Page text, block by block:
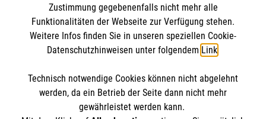
Empfänger: Malteser Hilfsdienst e.V.
Bank: Pax-Bank für Kirche und Caritas eG
IBAN: DE17370601201201214145
BIC: GENODED1PA7
So finden Sie uns
Up´n Nien Esch 15
48268 Greven
So finden Sie uns
Zustimmung gegebenenfalls nicht mehr alle
Funktionalitäten der Webseite zur Verfügung stehen.
Weitere Infos finden Sie in unseren speziellen Cookie-
Datenschutzhinweisen unter folgendem Link.
Technisch notwendige Cookies können nicht abgelehnt
werden, da ein Betrieb der Seite dann nicht mehr
gewährleistet werden kann.